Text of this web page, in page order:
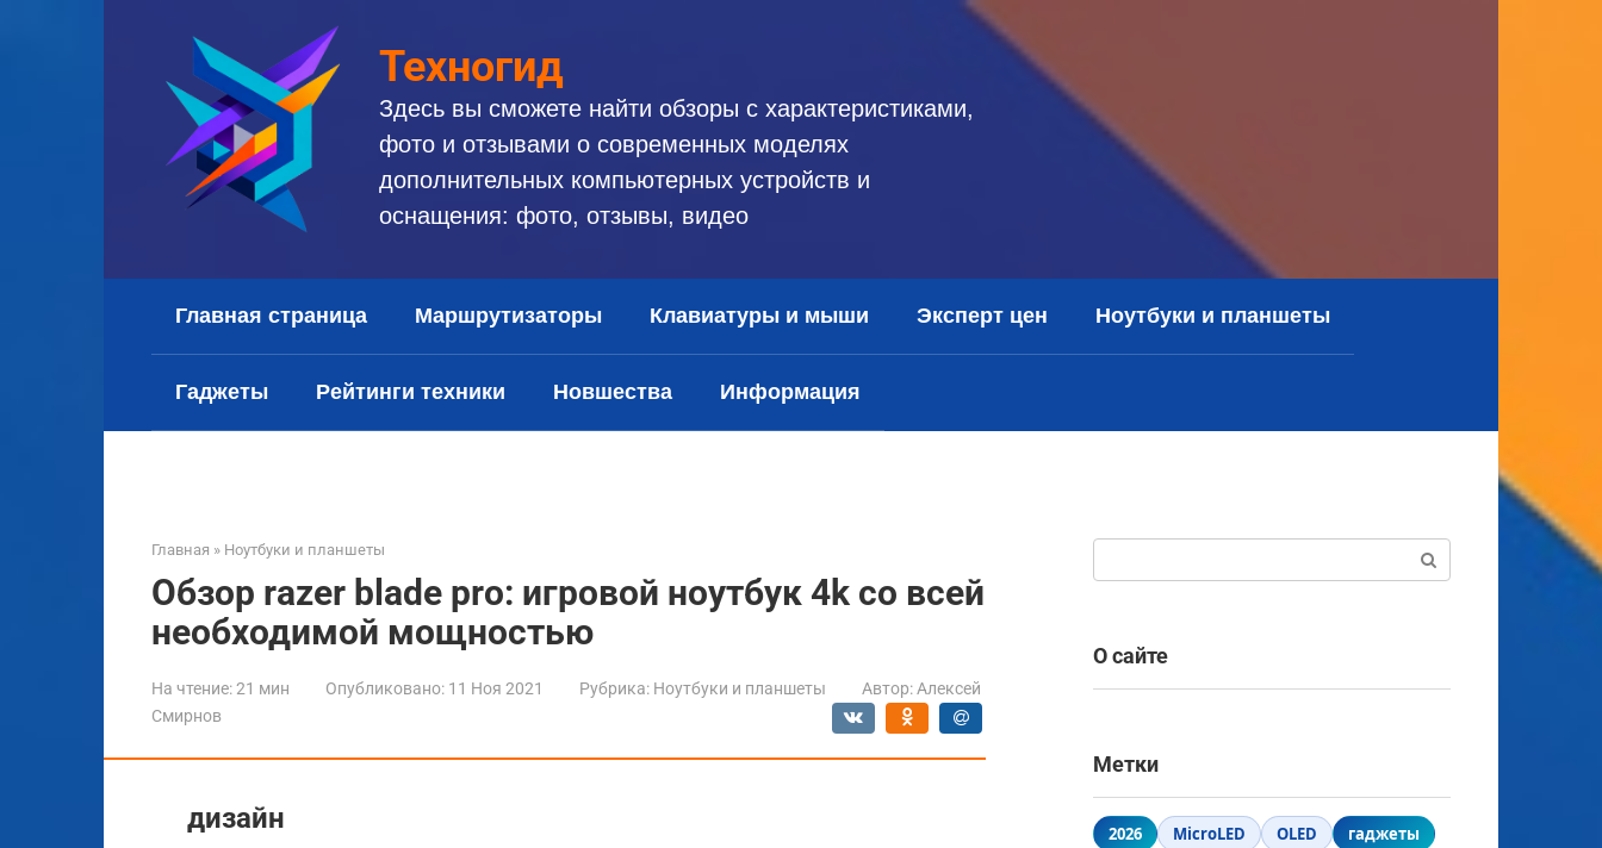
Техногид
Здесь вы сможете найти обзоры с характеристиками,
фото и отзывами о современных моделях
дополнительных компьютерных устройств и
оснащения: фото, отзывы, видео
Главная страница Маршрутизаторы Клавиатуры и мыши Эксперт цен Ноутбуки и планшеты
Гаджеты Рейтинги техники Новшества Информация
Главная » Ноутбуки и планшеты
Обзор razer blade pro: игровой ноутбук 4k со всей
необходимой мощностью
На чтение:21 мин Опубликовано: 11 Ноя 2021 Рубрика: Ноутбуки и планшеты Автор: Алексей
Смирнов
дизайн
О сайте
Метки
2026 MicroLED OLED
гаджеты